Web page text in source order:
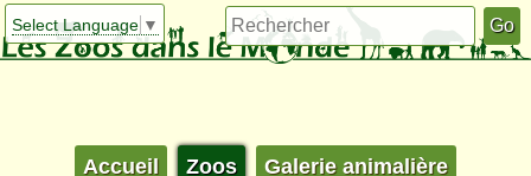
Select Language ▼
Accueil Zoos Galerie animalière